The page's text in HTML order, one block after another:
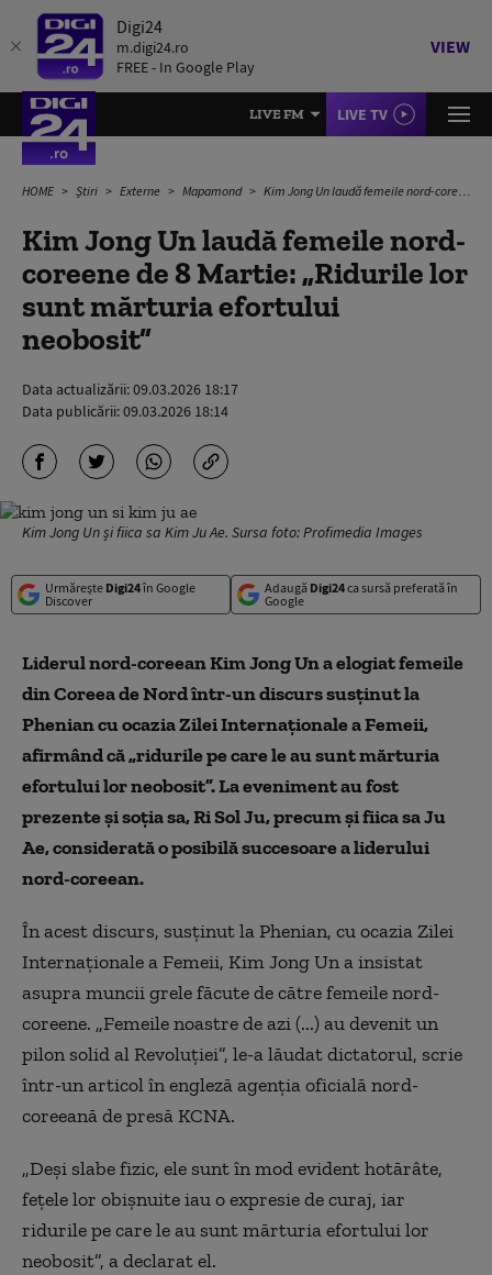
Digi24
m.digi24.ro
FREE - In Google Play
VIEW
LIVE FM LIVE TV
HOME Știri Externe Mapamond Kim Jong Un laudă femeile nord-coreene de 8 Martie: „Ridurile lor sunt mărturia efortului neobosit”
Kim Jong Un laudă femeile nord-
coreene de 8 Martie: „Ridurile lor
sunt mărturia efortului
neobosit”
Data actualizării:09.03.2026 18:17
Data publicării:09.03.2026 18:14
Kim Jong Un și fiica sa Kim Ju Ae. Sursa foto: Profimedia Images
Urmărește Digi24în Google
Discover
Adaugă Digi24ca sursă preferată în
Google
Liderul nord-coreean Kim Jong Un a elogiat femeile
din Coreea de Nord într-un discurs susținut la
Phenian cu ocazia Zilei Internaționale a Femeii,
afirmând că „ridurile pe care le au sunt mărturia
efortului lor neobosit”. La eveniment au fost
prezente și soția sa, Ri Sol Ju, precum și fiica sa Ju
Ae, considerată o posibilă succesoare a liderului
nord-coreean.
În acest discurs, susţinut la Phenian, cu ocazia Zilei
Internaţionale a Femeii, Kim Jong Un a insistat
asupra muncii grele făcute de către femeile nord-
coreene. „Femeile noastre de azi (...) au devenit un
pilon solid al Revoluţiei”, le-a lăudat dictatorul, scrie
într-un articol în engleză agenţia oficială nord-
coreeană de presă KCNA.
„Deşi slabe fizic, ele sunt în mod evident hotărâte,
feţele lor obişnuite iau o expresie de curaj, iar
ridurile pe care le au sunt mărturia efortului lor
neobosit”, a declarat el.